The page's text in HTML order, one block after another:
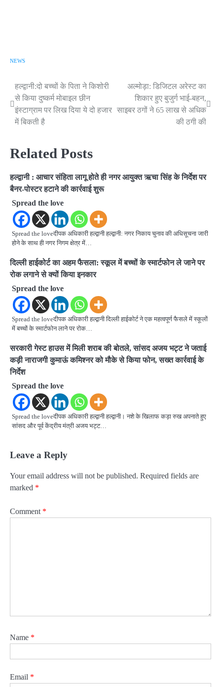
NEWS
Post
navigation
हल्द्वानी:दो बच्चों के पिता ने किशोरी
से किया दुष्कर्म मोबाइल छीन
इंस्टाग्राम पर लिख दिया ये दो हजार
में बिकती है
अल्मोड़ा: डिजिटल अरेस्ट का
शिकार हुए बुजुर्ग भाई-बहन,
साइबर ठगों ने 65 लाख से अधिक
की ठगी की
Related Posts
हल्द्वानी : आचार संहिता लागू होते ही नगर आयुक्त ऋचा सिंह के निर्देश पर
बैनर-पोस्टर हटाने की कार्रवाई शुरू
Spread the love
Spread the loveदीपक अधिकारी हल्द्वानी हल्द्वानी: नगर निकाय चुनाव की अधिसूचना जारी
होने के साथ ही नगर निगम क्षेत्र में…
दिल्ली हाईकोर्ट का अहम फैसला: स्कूल में बच्चों के स्मार्टफोन ले जाने पर
रोक लगाने से क्यों किया इनकार
Spread the love
Spread the loveदीपक अधिकारी हल्द्वानी दिल्ली हाईकोर्ट ने एक महत्वपूर्ण फैसले में स्कूलों
में बच्चों के स्मार्टफोन लाने पर रोक…
सरकारी गेस्ट हाउस में मिली शराब की बोतले, सांसद अजय भट्ट ने जताई
कड़ी नाराजगी कुमाऊं कमिश्नर को मौके से किया फोन, सख्त कार्रवाई के
निर्देश
Spread the love
Spread the loveदीपक अधिकारी हल्द्वानी हल्द्वानी। नशे के खिलाफ कड़ा रुख अपनाते हुए
सांसद और पूर्व केंद्रीय मंत्री अजय भट्ट…
Leave a Reply
Your email address will not be published. Required fields are
marked *
Comment *
Name *
Email *